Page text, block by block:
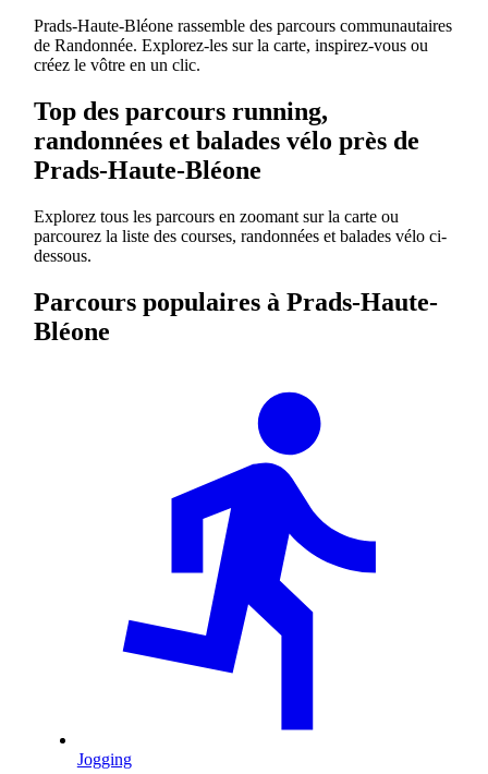
Prads-Haute-Bléone rassemble des parcours communautaires
de Randonnée. Explorez-les sur la carte, inspirez-vous ou
créez le vôtre en un clic.
Top des parcours running,
randonnées et balades vélo près de
Prads-Haute-Bléone
Explorez tous les parcours en zoomant sur la carte ou
parcourez la liste des courses, randonnées et balades vélo ci-
dessous.
Parcours populaires à Prads-Haute-
Bléone
Jogging